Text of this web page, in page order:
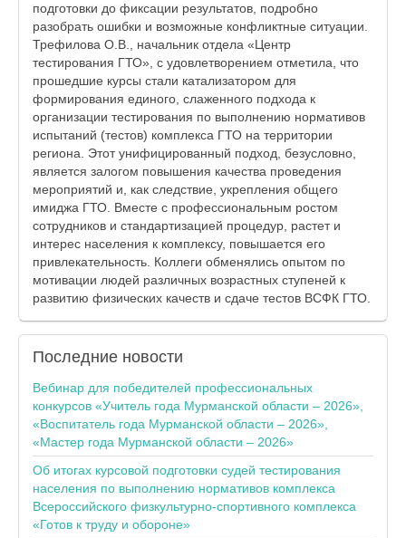
подготовки до фиксации результатов, подробно
разобрать ошибки и возможные конфликтные ситуации.
Трефилова О.В., начальник отдела «Центр
тестирования ГТО», с удовлетворением отметила, что
прошедшие курсы стали катализатором для
формирования единого, слаженного подхода к
организации тестирования по выполнению нормативов
испытаний (тестов) комплекса ГТО на территории
региона. Этот унифицированный подход, безусловно,
является залогом повышения качества проведения
мероприятий и, как следствие, укрепления общего
имиджа ГТО. Вместе с профессиональным ростом
сотрудников и стандартизацией процедур, растет и
интерес населения к комплексу, повышается его
привлекательность. Коллеги обменялись опытом по
мотивации людей различных возрастных ступеней к
развитию физических качеств и сдаче тестов ВСФК ГТО.
Последние новости
Вебинар для победителей профессиональных
конкурсов «Учитель года Мурманской области – 2026»,
«Воспитатель года Мурманской области – 2026»,
«Мастер года Мурманской области – 2026»
Об итогах курсовой подготовки судей тестирования
населения по выполнению нормативов комплекса
Всероссийского физкультурно-спортивного комплекса
«Готов к труду и обороне»